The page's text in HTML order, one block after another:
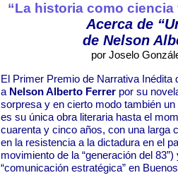
“La historia como
Acerca de
de Nelson
por Joselo
El Primer Premio de Narrativa
a Nelson Alberto Ferrer por su
sorpresa y en cierto modo también
es su única obra literaria hasta el
cuarenta y cinco años, con una larga
en la resistencia a la dictadura en el
movimiento de la “generación del
“comunicación estratégica” en